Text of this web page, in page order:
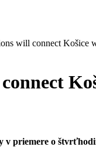
will connect Košice
v priemere o